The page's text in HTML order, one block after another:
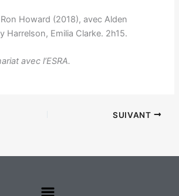
Howard (2018), avec Alden
Harrelson, Emilia Clarke. 2h15.
avec l’ESRA.
SUIVANT
Menu